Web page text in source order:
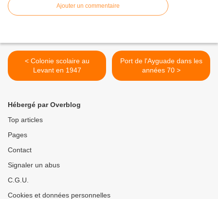
Ajouter un commentaire
< Colonie scolaire au
Levant en 1947
Port de l'Ayguade dans les
années 70 >
Hébergé par Overblog
Top articles
Pages
Contact
Signaler un abus
C.G.U.
Cookies et données personnelles